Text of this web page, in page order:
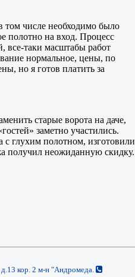
том числе необходимо было
полотно на вход. Процесс
все-таки масштабы работ
нормальное, цены, по
но я готов платить за
старые ворота на даче,
заметно участились.
глухим полотном, изготовили
получил неожиданную скидку.
кор. 2 м-н "Андромеда.